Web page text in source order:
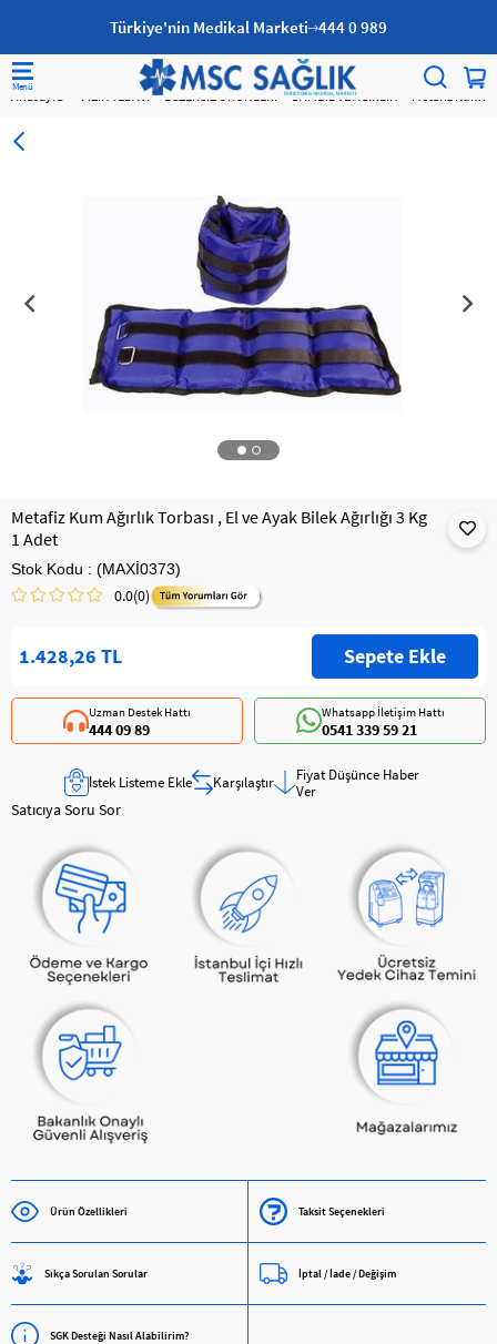
Türkiye'nin Medikal Marketi 444 0 989
Anasayfa FİZİK TEDAVİ EGZERSİZ ÜRÜNLERİ DAMBIL VE AĞIRLIK Metafiz Kum
Metafiz Kum Ağırlık Torbası , El ve Ayak Bilek Ağırlığı 3 Kg
1 Adet
Stok Kodu (MAXİ0373)
0.0(0)
1.428,26 TL
Whatsapp İletişim Hattı
0541 339 59 21
Uzman Destek Hattı
444 09 89
İstek Listeme Ekle Karşılaştır
Fiyat Düşünce Haber
Ver
Satıcıya Soru Sor
Ürün Özellikleri Taksit Seçenekleri
Sıkça Sorulan Sorular İptal / İade / Değişim
SGK Desteği Nasıl Alabilirim?